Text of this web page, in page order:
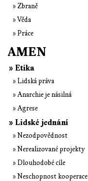
» Zbraně
» Věda
» Práce
AMEN
» Etika
» Lidská práva
» Anarchie je násilná
» Agrese
» Lidské jednání
» Nezodpovědnost
» Nerealizované projekty
» Dlouhodobé cíle
» Neschopnost kooperace